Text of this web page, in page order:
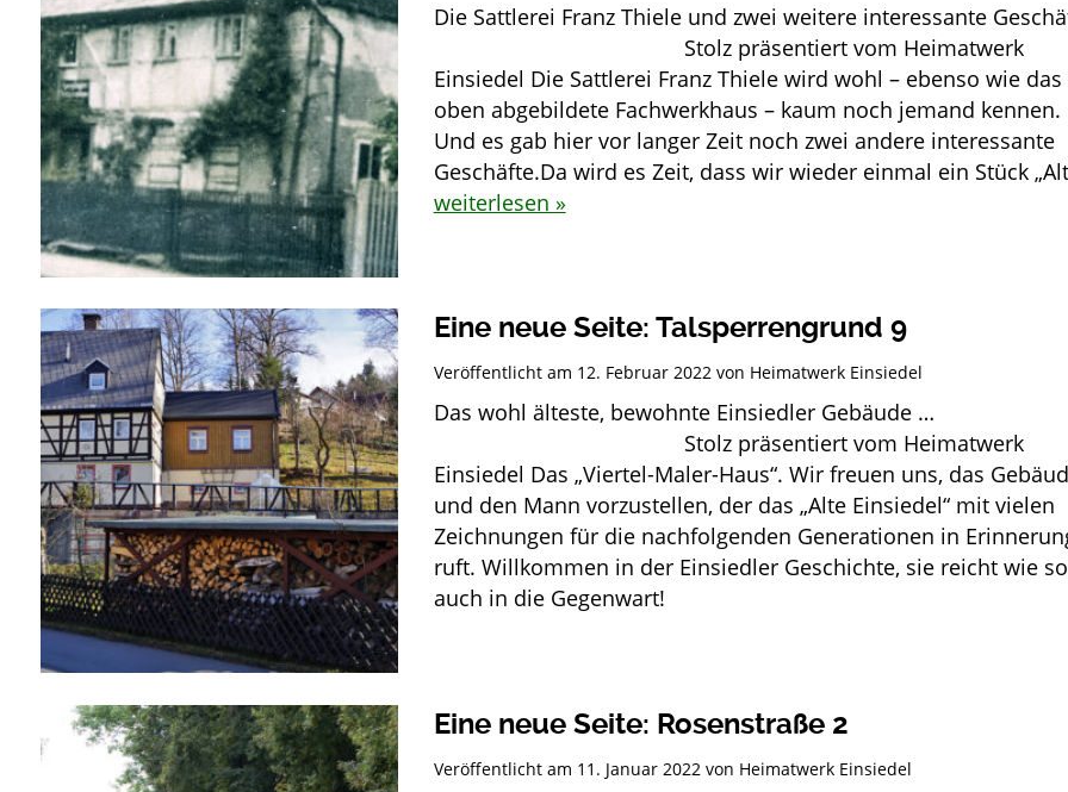
Die Sattlerei Franz Thiele und zwei weitere interessante
Stolz präsentiert vom Heimatwerk
Einsiedel Die Sattlerei Franz Thiele wird wohl – ebenso wie das
oben abgebildete Fachwerkhaus – kaum noch jemand kennen.
Und es gab hier vor langer Zeit noch zwei andere interessante
Geschäfte.Da wird es Zeit, dass wir wieder einmal ein Stück
weiterlesen »
Eine neue Seite: Talsperrengrund 9
Veröffentlicht am 12. Februar 2022von Heimatwerk Einsiedel
Das wohl älteste, bewohnte Einsiedler Gebäude …
Stolz präsentiert vom Heimatwerk
Einsiedel Das „Viertel-Maler-Haus“. Wir freuen uns, das
und den Mann vorzustellen, der das „Alte Einsiedel“ mit vielen
Zeichnungen für die nachfolgenden Generationen in
ruft. Willkommen in der Einsiedler Geschichte, sie reicht wie
auch in die Gegenwart!
Eine neue Seite: Rosenstraße 2
Veröffentlicht am 11. Januar 2022 von Heimatwerk Einsiedel